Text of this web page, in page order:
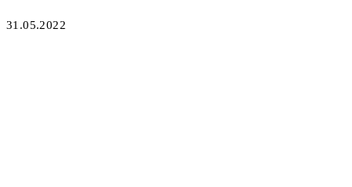
31.05.2022